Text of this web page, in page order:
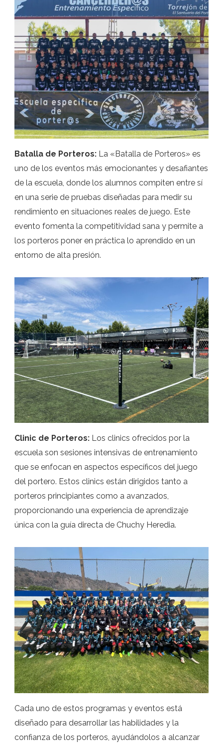
Batalla de Porteros: La «Batalla de Porteros» es
uno de los eventos más emocionantes y desafiantes
de la escuela, donde los alumnos compiten entre sí
en una serie de pruebas diseñadas para medir su
rendimiento en situaciones reales de juego. Este
evento fomenta la competitividad sana y permite a
los porteros poner en práctica lo aprendido en un
entorno de alta presión.
Clinic de Porteros: Los clinics ofrecidos por la
escuela son sesiones intensivas de entrenamiento
que se enfocan en aspectos específicos del juego
del portero. Estos clinics están dirigidos tanto a
porteros principiantes como a avanzados,
proporcionando una experiencia de aprendizaje
única con la guía directa de Chuchy Heredia.
Cada uno de estos programas y eventos está
diseñado para desarrollar las habilidades y la
confianza de los porteros, ayudándolos a alcanzar